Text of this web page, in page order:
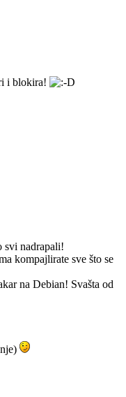
i blokira!
svi nadrapali!
kompajlirate sve što se
na Debian! Svašta od